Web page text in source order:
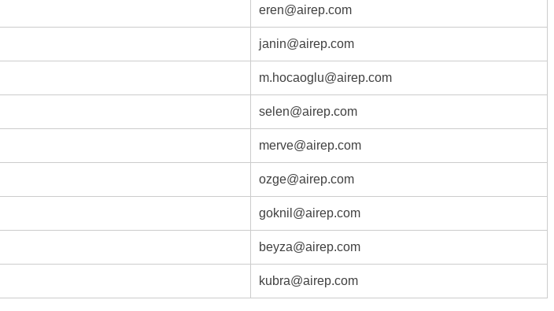
eren@airep.com
janin@airep.com
m.hocaoglu@airep.com
selen@airep.com
merve@airep.com
ozge@airep.com
goknil@airep.com
beyza@airep.com
kubra@airep.com